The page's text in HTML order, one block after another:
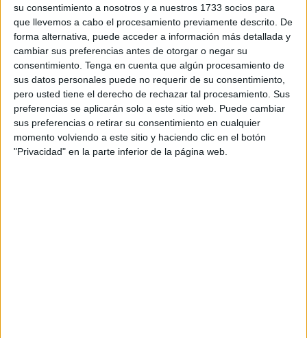
su consentimiento a nosotros y a nuestros 1733 socios para
que llevemos a cabo el procesamiento previamente descrito. De
forma alternativa, puede acceder a información más detallada y
cambiar sus preferencias antes de otorgar o negar su
consentimiento. Tenga en cuenta que algún procesamiento de
sus datos personales puede no requerir de su consentimiento,
pero usted tiene el derecho de rechazar tal procesamiento. Sus
preferencias se aplicarán solo a este sitio web. Puede cambiar
sus preferencias o retirar su consentimiento en cualquier
momento volviendo a este sitio y haciendo clic en el botón
"Privacidad" en la parte inferior de la página web.
Los empleados públicos piden actualizar
la indemnización por residencia en Ceuta
HACE 22 MINUTOS
Vivas reúne al Consejo de Gobierno para
abordar la crisis y reclamar una
respuesta europea
HACE 35 MINUTOS
Valdivia destaca la respuesta solidaria de